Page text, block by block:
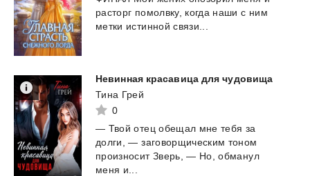
расторг помолвку, когда наши с ним
метки истинной связи...
Невинная красавица для чудовища
Тина Грей
0
— Твой отец обещал мне тебя за
долги, — заговорщическим тоном
произносит Зверь, — Но, обманул
меня и...